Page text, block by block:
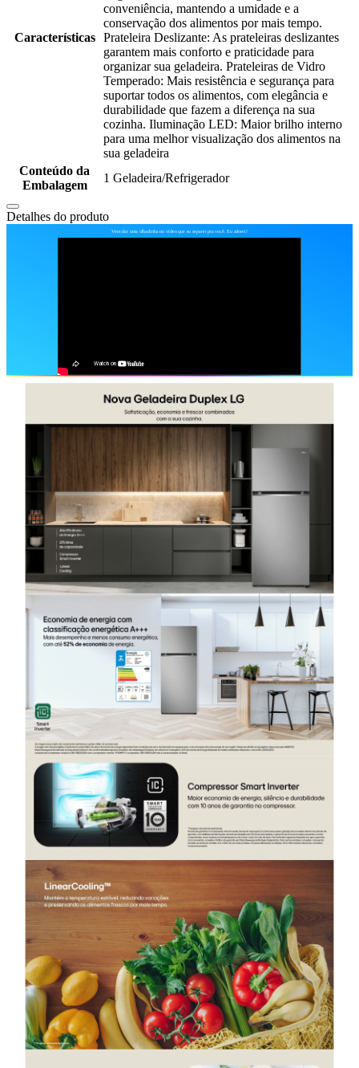
Características
conveniência, mantendo a umidade e a
conservação dos alimentos por mais tempo.
Prateleira Deslizante: As prateleiras deslizantes
garantem mais conforto e praticidade para
organizar sua geladeira. Prateleiras de Vidro
Temperado: Mais resistência e segurança para
suportar todos os alimentos, com elegância e
durabilidade que fazem a diferença na sua
cozinha. Iluminação LED: Maior brilho interno
para uma melhor visualização dos alimentos na
sua geladeira
Conteúdo da
Embalagem
1 Geladeira/Refrigerador
Detalhes do produto